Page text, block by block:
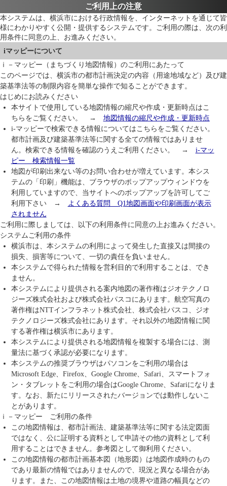
ご利用上の注意
本システムは、横浜市における行政情報を、インターネットを通じて皆
様にわかりやすく公開・提供するシステムです。ご利用の際は、次の利
用条件に同意の上、お進みください。
iマッピーについて
ｉ－マッピー（まちづくり地図情報）のご利用にあたって
このページでは、横浜市の都市計画決定の内容（用途地域など）及び建
築基準法等の制限内容を簡単な操作で知ることができます。
はじめにお読みください
本サイトで使用している地図情報の縮尺や作成・更新時点はこ
ちらをご覧ください。 → 地図情報の縮尺や作成・更新時点
i-マッピーで検索できる情報についてはこちらをご覧ください。
都市計画及び建築基準法等に関する全ての情報ではありませ
ん。検索できる情報を確認のうえご利用ください。 → i-マッ
ピー 検索情報一覧
地図が印刷出来ない等のお問い合わせが増えています。本シス
テムの「印刷」機能は、ブラウザのポップアップウィンドウを
利用していますので、当サイトへのポップアップを許可してご
利用下さい → よくある質問 Q1地図画面や印刷画面が表示
されません
ご利用に際しましては、以下の利用条件に同意の上お進みください。
システムご利用の条件
横浜市は、本システムの利用によって発生した直接又は間接の
損失、損害等について、一切の責任を負いません。
本システムで得られた情報を営利目的で利用することは、でき
ません。
本システムにより提供される案内地図の著作権はジオテクノロ
ジーズ株式会社および株式会社パスコにあります。航空写真の
著作権はNTTインフラネット株式会社、株式会社パスコ、ジオ
テクノロジーズ株式会社にあります。それ以外の地図情報に関
する著作権は横浜市にあります。
本システムにより提供される地図情報を複製する場合には、測
量法に基づく承認が必要になります。
本システムの推奨ブラウザはパソコンをご利用の場合は
Microsoft Edge、Firefox、Google Chrome、Safari、スマートフォ
ン・タブレットをご利用の場合はGoogle Chrome、Safariになりま
す。なお、新たにリリースされたバージョンでは動作しないこ
とがあります。
ｉ－マッピー ご利用の条件
この地図情報は、都市計画法、建築基準法等に関する法定図面
ではなく、公に証明する資料として申請その他の資料として利
用することはできません。参考図として御利用ください。
この地図情報の都市計画基本図（地形図）は地図作成時のもの
であり最新の情報ではありませんので、現況と異なる場合があ
ります。また、この地図情報は土地の境界や道路の幅員などの